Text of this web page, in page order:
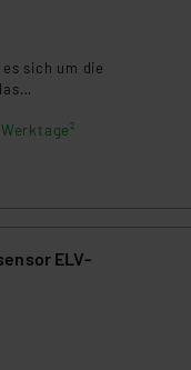
USA als Land mit
Behörden
für Europäer
der
der Art der
sich um die
des
ELV-